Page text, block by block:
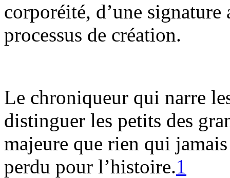
corporéité, d’une
processus de création.
Le chroniqueur qui narre
distinguer les petits des
majeure que rien qui
perdu pour l’histoire.1